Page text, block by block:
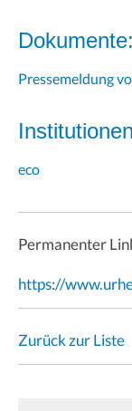
Dokumente:
Pressemeldung
eco
Permanenter
https://
Zurück zur Liste